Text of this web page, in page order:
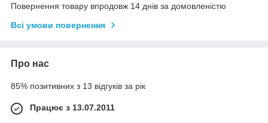
Повернення товару впродовж 14 днів за домовленістю
Всі умови повернення
Про нас
85% позитивних з 13 відгуків за рік
Працює з 13.07.2011